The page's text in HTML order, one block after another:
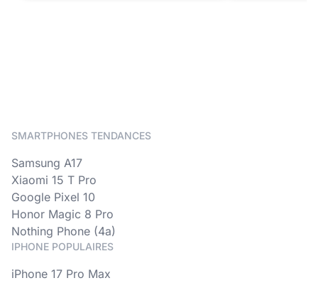
SMARTPHONES TENDANCES
Samsung A17
Xiaomi 15 T Pro
Google Pixel 10
Honor Magic 8 Pro
Nothing Phone (4a)
IPHONE POPULAIRES
iPhone 17 Pro Max